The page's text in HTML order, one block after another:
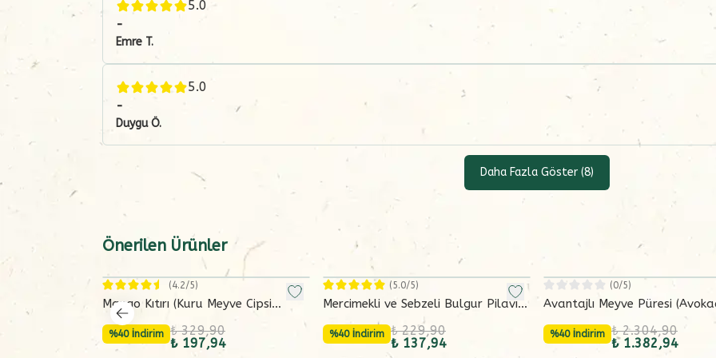
5.0
-
Emre T.
5.0
-
Duygu Ö.
Daha Fazla Göster (8)
Önerilen Ürünler
(4.2/5)
Mango Kıtırı (Kuru Meyve Cipsi
Dondurularak Kurutulmuş Freeze
Dried-20 g)
%40 İndirim ₺ 329,90
₺ 197,94
(5.0/5)
Mercimekli ve Sebzeli Bulgur Pilavı
Karışımı (250 gram)
%40 İndirim ₺ 229,90
₺ 137,94
(0/5)
Avantajlı Meyve Püresi
%40 İndirim ₺ 2.304,90
₺ 1.382,94